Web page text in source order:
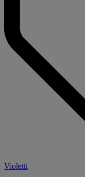
Violetti